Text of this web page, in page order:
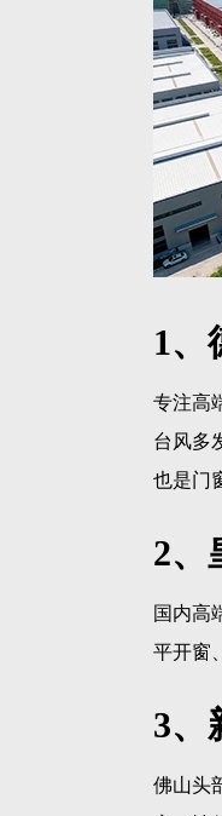
1、
专注高
台风多
也是门
2、
国内高
平开窗
3、
佛山头